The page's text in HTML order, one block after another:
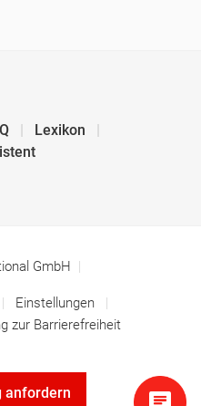
anfordern
Lexikon
GmbH
Einstellungen
zur Barrierefreiheit